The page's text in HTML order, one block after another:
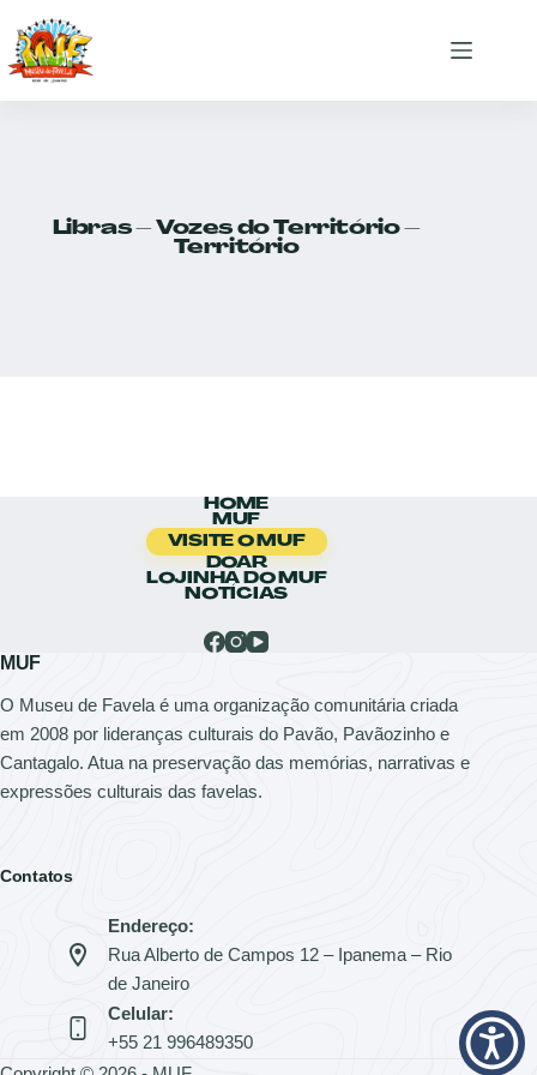
Libras – Vozes do Território –
Território
HOME
MUF
VISITE O MUF
DOAR
LOJINHA DO MUF
NOTÍCIAS
MUF
O Museu de Favela é uma organização comunitária criada
em 2008 por lideranças culturais do Pavão, Pavãozinho e
Cantagalo. Atua na preservação das memórias, narrativas e
expressões culturais das favelas.
Contatos
Endereço:
Rua Alberto de Campos 12 – Ipanema – Rio
de Janeiro
Celular:
+55 21 996489350